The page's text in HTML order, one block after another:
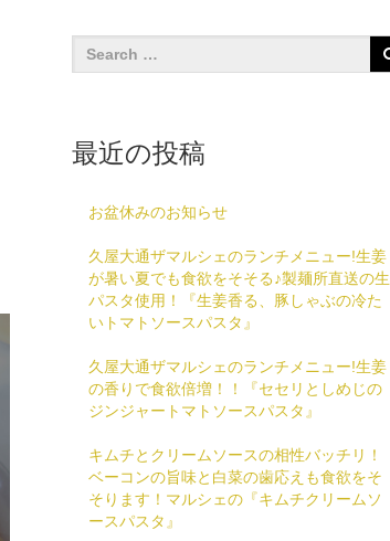
最近の投稿
お盆休みのお知らせ
久屋大通ザマルシェのランチメニュー!生姜
が暑い夏でも食欲をそそる♪製麺所直送の生
パスタ使用！『生姜香る、豚しゃぶの冷た
いトマトソースパスタ』
久屋大通ザマルシェのランチメニュー!生姜
の香りで食欲倍増！！『セセリとしめじの
ジンジャートマトソースパスタ』
キムチとクリームソースの相性バッチリ！
ベーコンの旨味と白菜の歯応えも食欲をそ
そります！マルシェの『キムチクリームソ
ースパスタ』